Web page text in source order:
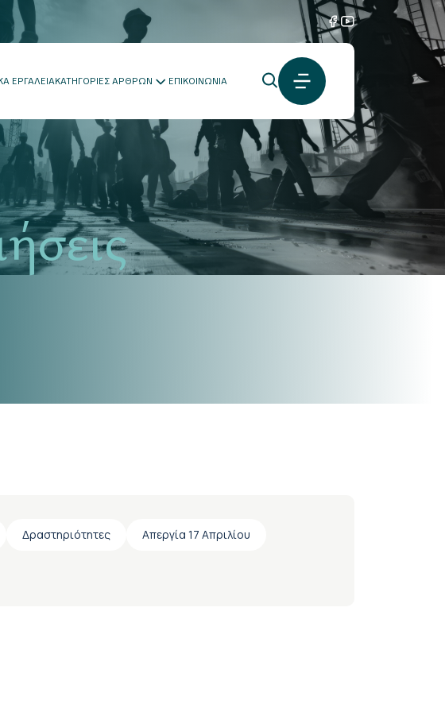
ΕΡΓΑΛΕΙΑΚΑΤΗΓΟΡΙΕΣ ΑΡΘΡΩΝ ΕΠΙΚΟΙΝΩΝΙΑ
Δραστηριότητες Απεργία 17 Απριλίου